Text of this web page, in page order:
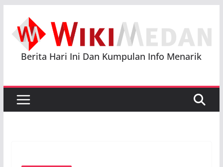
content
Berita Hari Ini Dan Kumpulan Info Menarik